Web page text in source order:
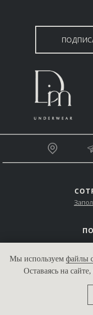
Мы используем файлы
Оставаясь на